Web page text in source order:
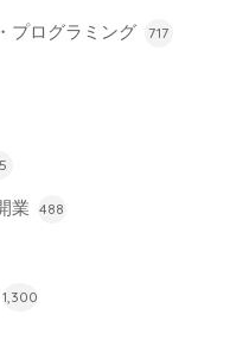
プログラミング 717
業 488
1,300